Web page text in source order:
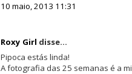
10 maio, 2013 11:31
Roxy Girl disse...
Pipoca estás linda!
A fotografia das 25 semanas é a